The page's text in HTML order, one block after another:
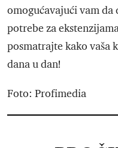
omogućavajući vam da
potrebe za
posmatrajte kako vaša
dana u dan!
Foto: Profimedia